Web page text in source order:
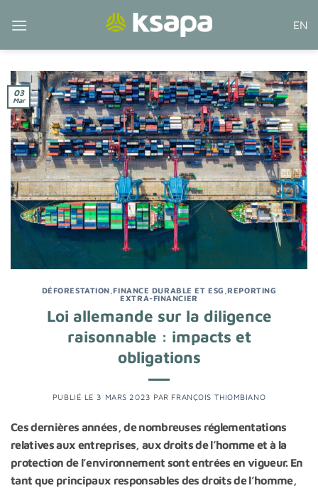
EN
03
Mar
DÉFORESTATION ,FINANCE DURABLE ET ESG ,REPORTING
EXTRA-FINANCIER
Loi allemande sur la diligence
raisonnable : impacts et
obligations
PUBLIÉ LE 3 MARS 2023 PAR FRANÇOIS THIOMBIANO
Ces dernières années, de nombreuses réglementations
relatives aux entreprises, aux droits de l’homme et à la
protection de l’environnement sont entrées en vigueur. En
tant que principaux responsables des droits de l’homme,